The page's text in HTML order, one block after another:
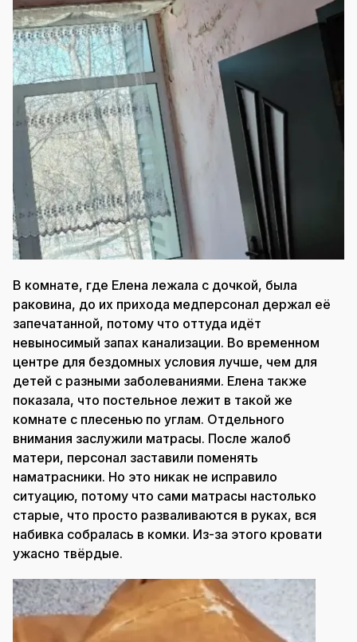
В комнате, где Елена лежала с дочкой, была
раковина, до их прихода медперсонал держал её
запечатанной, потому что оттуда идёт
невыносимый запах канализации. Во временном
центре для бездомных условия лучше, чем для
детей с разными заболеваниями. Елена также
показала, что постельное лежит в такой же
комнате с плесенью по углам. Отдельного
внимания заслужили матрасы. После жалоб
матери, персонал заставили поменять
наматрасники. Но это никак не исправило
ситуацию, потому что сами матрасы настолько
старые, что просто разваливаются в руках, вся
набивка собралась в комки. Из-за этого кровати
ужасно твёрдые.